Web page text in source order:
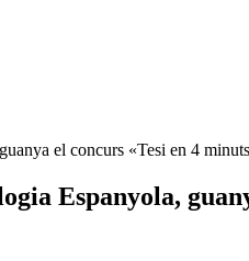
el concurs «Tesi en 4
Espanyola,